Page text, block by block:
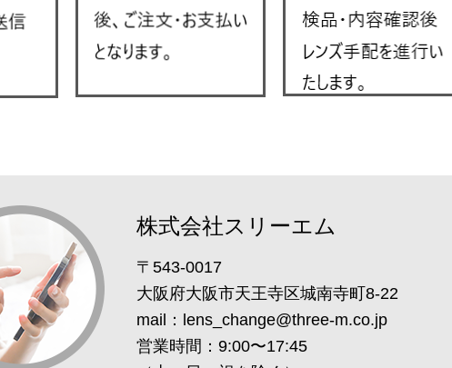
株式会社スリーエム
〒543-0017
大阪府大阪市天王寺区城南寺町8-22
mail： lens_change@three-m.co.jp
営業時間：9:00〜17:45